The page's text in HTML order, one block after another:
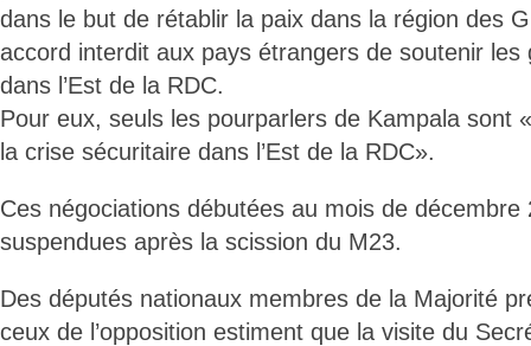
dans le but de rétablir la paix dans la région des
accord interdit aux pays étrangers de soutenir les
dans l’Est de la RDC.
Pour eux, seuls les pourparlers de Kampala sont
la crise sécuritaire dans l’Est de la RDC».
Ces négociations débutées au mois de décembre
suspendues après la scission du M23.
Des députés nationaux membres de la Majorité
ceux de l’opposition estiment que la visite du